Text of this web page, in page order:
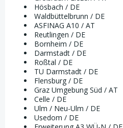
Hösbach / DE
Waldbüttelbrunn / DE
ASFINAG A10 / AT
Reutlingen / DE
Bornheim / DE
Darmstadt / DE
Roßtal / DE
TU Darmstadt / DE
Flensburg / DE
Graz Umgebung Süd / AT
Celle / DE
Ulm / Neu-Ulm / DE
Usedom / DE